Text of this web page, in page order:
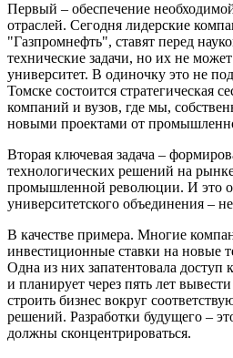
Первый – обеспечение
отраслей. Сегодня лидерские
"Газпромнефть", ставят перед
технические задачи, но их не
университет. В одиночку это не
Томске состоится стратегическая
компаний и вузов, где мы,
новыми проектами от
Вторая ключевая задача –
технологических решений на
промышленной революции. И это
университетского объединения –
В качестве примера. Многие
инвестиционные ставки на новые
Одна из них запатентовала доступ
и планирует через пять лет
строить бизнес вокруг
решений. Разработки будущего –
должны сконцентрироваться.